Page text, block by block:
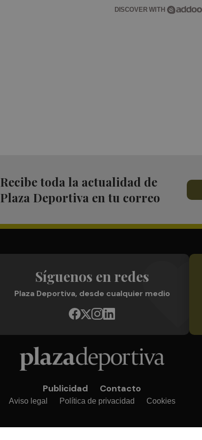
DISCOVER WITH
Recibe toda la actualidad de
Plaza Deportiva en tu correo
Síguenos en redes
Plaza Deportiva, desde cualquier medio
Publicidad Contacto
Aviso legal Política de privacidad Cookies